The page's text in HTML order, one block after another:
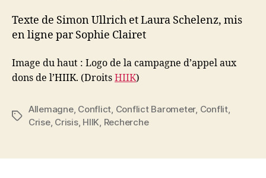
Texte de Simon Ullrich et Laura Schelenz, mis
en ligne par Sophie Clairet
Image du haut : Logo de la campagne d’appel aux
dons de l’HIIK. (Droits HIIK)
Étiquettes
Allemagne, Conflict, Conflict Barometer, Conflit,
Crise, Crisis, HIIK, Recherche